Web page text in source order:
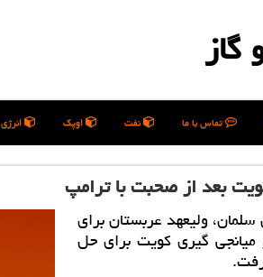
گاز
تماس با ما نفت اوپک انرژی
بعد از صحبت با ترامپ
ولیعهد عربستان برای
گیری كویت برای حل